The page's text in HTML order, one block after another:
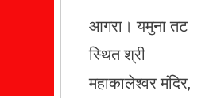
आगरा। यमुना तट
स्थित श्री
महाकालेश्वर मंदिर,